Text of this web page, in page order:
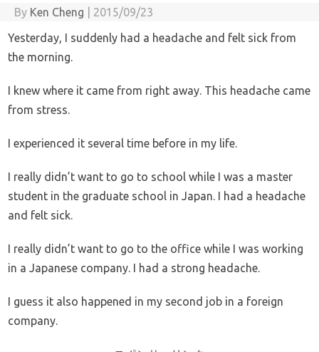
By Ken Cheng
2015/09/23
Yesterday, I suddenly had a headache and felt sick from
the morning.
I knew where it came from right away. This headache came
from stress.
I experienced it several time before in my life.
I really didn’t want to go to school while I was a master
student in the graduate school in Japan. I had a headache
and felt sick.
I really didn’t want to go to the office while I was working
in a Japanese company. I had a strong headache.
I guess it also happened in my second job in a foreign
company.